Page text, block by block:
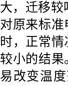
大，迁移较
对原来标
时，正常
较小的结
易改变温